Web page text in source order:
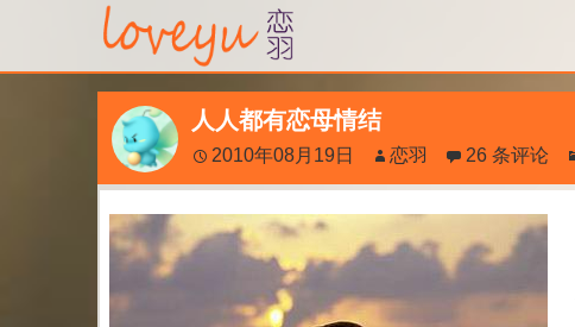
人人都有恋母情结
2010年08月19日 恋羽 26 条评论